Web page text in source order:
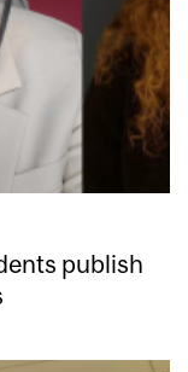
publish